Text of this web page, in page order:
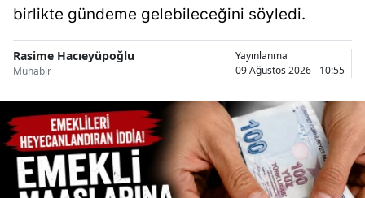
birlikte gündeme gelebileceğini söyledi.
Rasime Hacıeyüpoğlu
Muhabir
Yayınlanma
09 Ağustos 2026 - 10:55